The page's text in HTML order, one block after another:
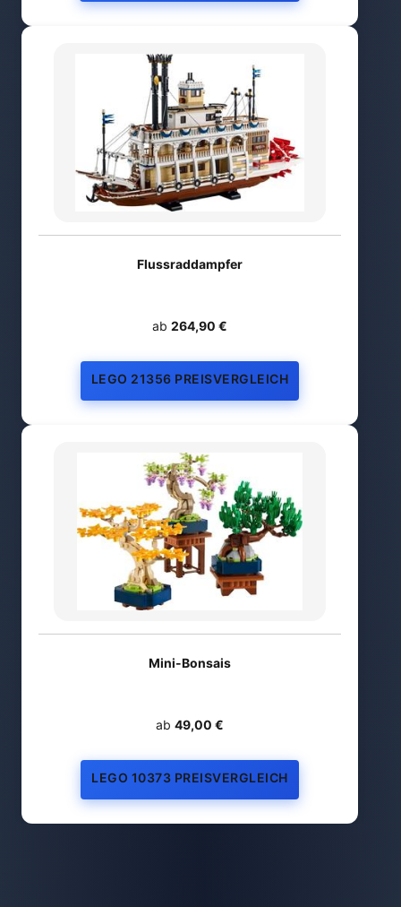
Flussraddampfer
ab 264,90 €
LEGO 21356 PREISVERGLEICH
Mini-Bonsais
ab 49,00 €
LEGO 10373 PREISVERGLEICH